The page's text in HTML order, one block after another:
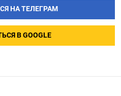
НА ТЕЛЕГРАМ
В GOOGLE